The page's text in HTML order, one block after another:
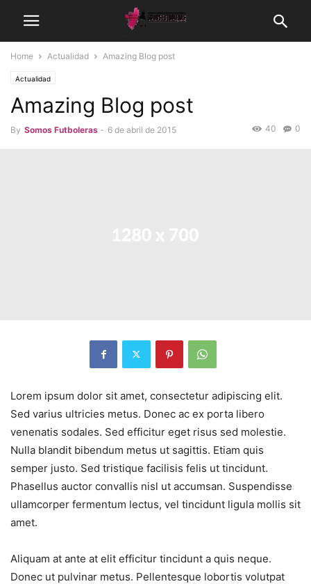
Home Actualidad Amazing Blog post
Actualidad
Amazing Blog post
By Somos Futboleras - 6 de abril de 2015 0
40
Lorem ipsum dolor sit amet, consectetur adipiscing elit.
Sed varius ultricies metus. Donec ac ex porta libero
venenatis sodales. Sed efficitur eget risus sed molestie.
Nulla blandit bibendum metus ut sagittis. Etiam quis
semper justo. Sed tristique facilisis felis ut tincidunt.
Phasellus auctor convallis nisl ut accumsan. Suspendisse
ullamcorper fermentum lectus, vel tincidunt ligula mollis sit
amet.
Aliquam at ante at elit efficitur tincidunt a quis neque.
Donec ut pulvinar metus. Pellentesque lobortis volutpat